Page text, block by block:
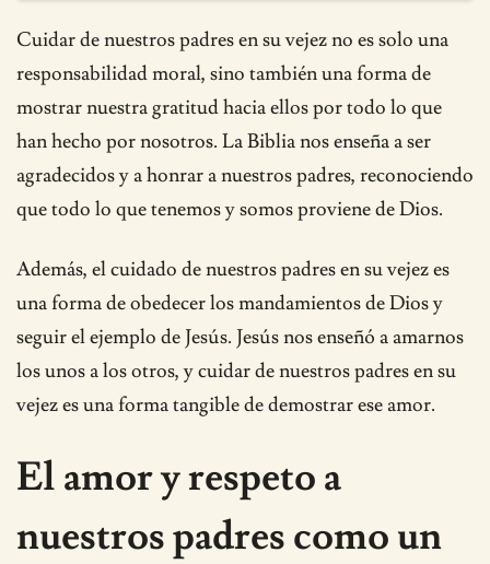
Cuidar de nuestros padres en su vejez no es solo una
responsabilidad moral, sino también una forma de
mostrar nuestra gratitud hacia ellos por todo lo que
han hecho por nosotros. La Biblia nos enseña a ser
agradecidos y a honrar a nuestros padres, reconociendo
que todo lo que tenemos y somos proviene de Dios.
Además, el cuidado de nuestros padres en su vejez es
una forma de obedecer los mandamientos de Dios y
seguir el ejemplo de Jesús. Jesús nos enseñó a amarnos
los unos a los otros, y cuidar de nuestros padres en su
vejez es una forma tangible de demostrar ese amor.
El amor y respeto a
nuestros padres como un